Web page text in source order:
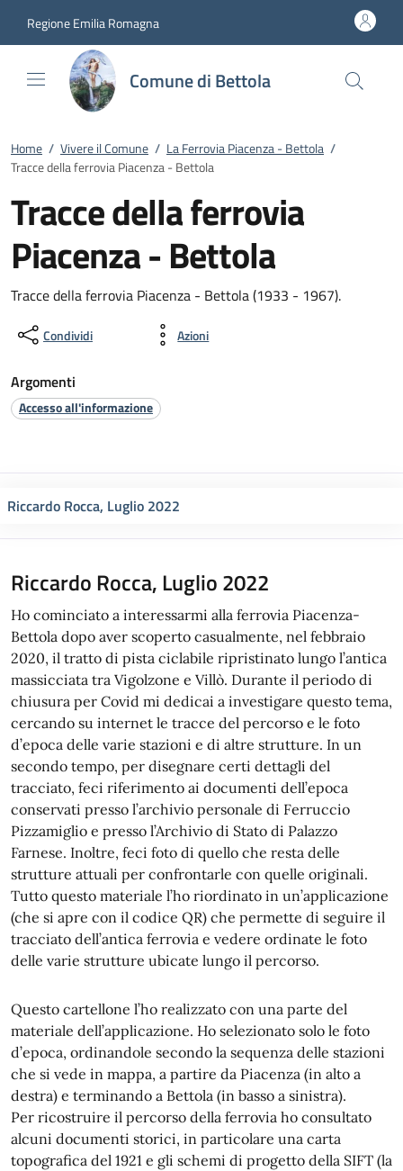
Regione Emilia Romagna
Comune di Bettola
Home / Vivere il Comune / La Ferrovia Piacenza - Bettola /
Tracce della ferrovia Piacenza - Bettola
Tracce della ferrovia
Piacenza - Bettola
Tracce della ferrovia Piacenza - Bettola (1933 - 1967).
Condividi Azioni
Argomenti
Accesso all'informazione
Riccardo Rocca, Luglio 2022
Riccardo Rocca, Luglio 2022
Ho cominciato a interessarmi alla ferrovia Piacenza-
Bettola dopo aver scoperto casualmente, nel febbraio
2020, il tratto di pista ciclabile ripristinato lungo l’antica
massicciata tra Vigolzone e Villò. Durante il periodo di
chiusura per Covid mi dedicai a investigare questo tema,
cercando su internet le tracce del percorso e le foto
d’epoca delle varie stazioni e di altre strutture. In un
secondo tempo, per disegnare certi dettagli del
tracciato, feci riferimento ai documenti dell’epoca
conservati presso l’archivio personale di Ferruccio
Pizzamiglio e presso l’Archivio di Stato di Palazzo
Farnese. Inoltre, feci foto di quello che resta delle
strutture attuali per confrontarle con quelle originali.
Tutto questo materiale l’ho riordinato in un’applicazione
(che si apre con il codice QR) che permette di seguire il
tracciato dell’antica ferrovia e vedere ordinate le foto
delle varie strutture ubicate lungo il percorso.
Questo cartellone l’ho realizzato con una parte del
materiale dell’applicazione. Ho selezionato solo le foto
d’epoca, ordinandole secondo la sequenza delle stazioni
che si vede in mappa, a partire da Piacenza (in alto a
destra) e terminando a Bettola (in basso a sinistra).
Per ricostruire il percorso della ferrovia ho consultato
alcuni documenti storici, in particolare una carta
topografica del 1921 e gli schemi di progetto della SIFT (la